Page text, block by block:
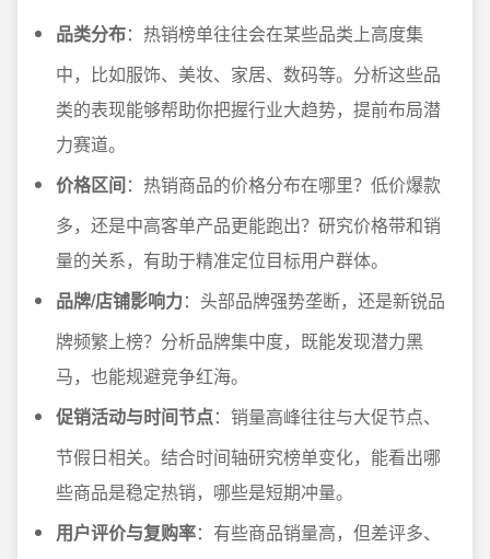
品类分布：热销榜单往往会在某些品类上高度集
中，比如服饰、美妆、家居、数码等。分析这些品
类的表现能够帮助你把握行业大趋势，提前布局潜
力赛道。
价格区间：热销商品的价格分布在哪里？低价爆款
多，还是中高客单产品更能跑出？研究价格带和销
量的关系，有助于精准定位目标用户群体。
品牌/店铺影响力：头部品牌强势垄断，还是新锐品
牌频繁上榜？分析品牌集中度，既能发现潜力黑
马，也能规避竞争红海。
促销活动与时间节点：销量高峰往往与大促节点、
节假日相关。结合时间轴研究榜单变化，能看出哪
些商品是稳定热销，哪些是短期冲量。
用户评价与复购率：有些商品销量高，但差评多、